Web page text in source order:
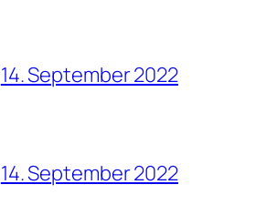
14. September 2022
14. September 2022